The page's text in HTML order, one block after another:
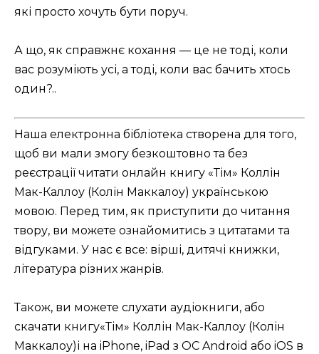
які просто хочуть бути поруч.
А що, як справжнє кохання — це не тоді, коли
вас розуміють усі, а тоді, коли вас бачить хтось
один?..
Наша електронна бібліотека створена для того,
щоб ви мали змогу безкоштовно та без
реєстрації читати онлайн книгу «Тім» Коллін
Мак-Каллоу (Колін Маккалоу) українською
мовою. Перед тим, як приступити до читання
твору, ви можете ознайомитись з цитатами та
відгуками. У нас є все: вірші, дитячі книжки,
література різних жанрів.
Також, ви можете слухати аудіокниги, або
скачати книгу«Тім» Коллін Мак-Каллоу (Колін
Маккалоу)і на iPhone, iPad з ОС Android або iOS в